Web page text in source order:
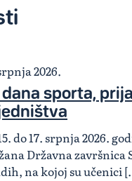
2026.
dana sporta,
do 17. srpnja 2026.
Državna završnica
na kojoj su učenici